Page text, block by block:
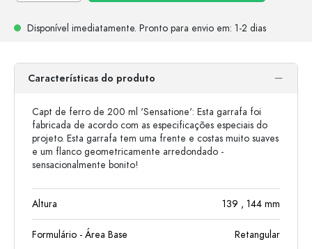
Disponível imediatamente. Pronto para envio em: 1-2 dias
Características do produto
Capt de ferro de 200 ml 'Sensatione': Esta garrafa foi
fabricada de acordo com as especificações especiais do
projeto. Esta garrafa tem uma frente e costas muito suaves
e um flanco geometricamente arredondado -
sensacionalmente bonito!
Altura 139 , 144 mm
Formulário - Área Base Retangular